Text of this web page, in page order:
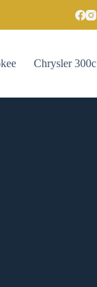
Chrysler 300c